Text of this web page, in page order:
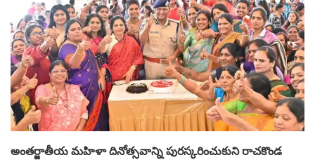
అంతర్జాతీయ మహిళా దినోత్సవాన్ని పురస్కరించుకుని రాచకొండ